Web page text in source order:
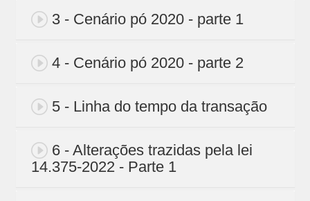
3 - Cenário pó 2020 - parte 1
4 - Cenário pó 2020 - parte 2
5 - Linha do tempo da transação
6 - Alterações trazidas pela lei
14.375-2022 - Parte 1